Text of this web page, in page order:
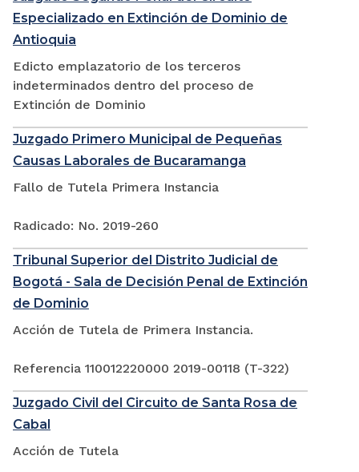
Especializado en Extinción de Dominio de
Antioquia
Edicto emplazatorio de los terceros
indeterminados dentro del proceso de
Extinción de Dominio
Juzgado Primero Municipal de Pequeñas
Causas Laborales de Bucaramanga
Fallo de Tutela Primera Instancia
Radicado: No. 2019-260
Tribunal Superior del Distrito Judicial de
Bogotá - Sala de Decisión Penal de Extinción
de Dominio
Acción de Tutela de Primera Instancia.
Referencia 110012220000 2019-00118 (T-322)
Juzgado Civil del Circuito de Santa Rosa de
Cabal
Acción de Tutela